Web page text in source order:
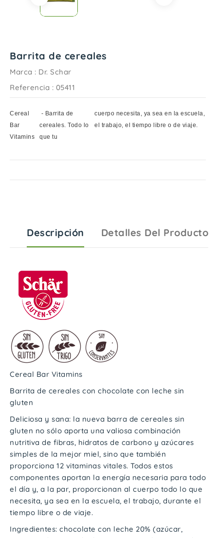
Barrita de cereales
Marca : Dr. Schar
Referencia : 05411
Cereal
Bar
Vitamins
- Barrita de
cereales. Todo lo
que tu
cuerpo necesita, ya sea en la escuela,
el trabajo, el tiempo libre o de viaje.
Descripción Detalles Del Producto
Cereal Bar Vitamins
Barrita de cereales con chocolate con leche sin
gluten
Deliciosa y sana: la nueva barra de cereales sin
gluten no sólo aporta una valiosa combinación
nutritiva de fibras, hidratos de carbono y azúcares
simples de la mejor miel, sino que también
proporciona 12 vitaminas vitales. Todos estos
componentes aportan la energía necesaria para todo
el día y, a la par, proporcionan al cuerpo todo lo que
necesita, ya sea en la escuela, el trabajo, durante el
tiempo libre o de viaje.
Ingredientes: chocolate con leche 20% (azúcar,